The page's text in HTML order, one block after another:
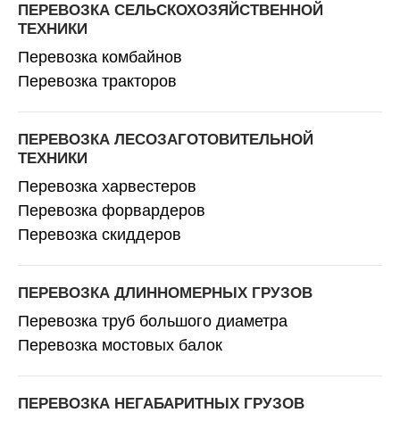
ПЕРЕВОЗКА СЕЛЬСКОХОЗЯЙСТВЕННОЙ
ТЕХНИКИ
Перевозка комбайнов
Перевозка тракторов
ПЕРЕВОЗКА ЛЕСОЗАГОТОВИТЕЛЬНОЙ
ТЕХНИКИ
Перевозка харвестеров
Перевозка форвардеров
Перевозка скиддеров
ПЕРЕВОЗКА ДЛИННОМЕРНЫХ ГРУЗОВ
Перевозка труб большого диаметра
Перевозка мостовых балок
ПЕРЕВОЗКА НЕГАБАРИТНЫХ ГРУЗОВ